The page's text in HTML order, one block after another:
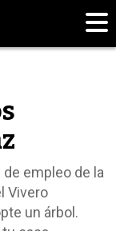
de empleo de la
Vivero
un árbol.